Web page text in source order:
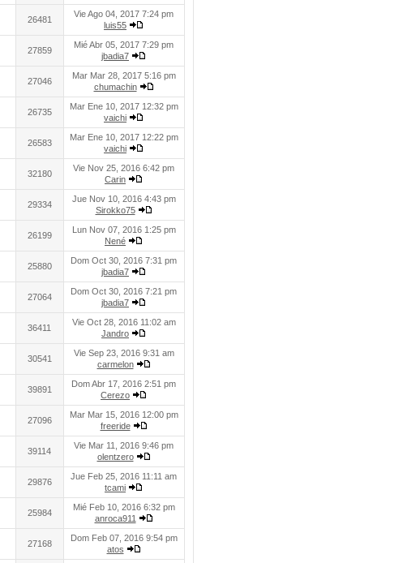
26481
Vie Ago 04, 2017 7:24 pm
luis55
27859
Mié Abr 05, 2017 7:29 pm
jbadia7
27046
Mar Mar 28, 2017 5:16 pm
chumachin
26735
Mar Ene 10, 2017 12:32 pm
vaichi
26583
Mar Ene 10, 2017 12:22 pm
vaichi
32180
Vie Nov 25, 2016 6:42 pm
Carin
29334
Jue Nov 10, 2016 4:43 pm
Sirokko75
26199
Lun Nov 07, 2016 1:25 pm
Nené
25880
Dom Oct 30, 2016 7:31 pm
jbadia7
27064
Dom Oct 30, 2016 7:21 pm
jbadia7
36411
Vie Oct 28, 2016 11:02 am
Jandro
30541
Vie Sep 23, 2016 9:31 am
carmelon
39891
Dom Abr 17, 2016 2:51 pm
Cerezo
27096
Mar Mar 15, 2016 12:00 pm
freeride
39114
Vie Mar 11, 2016 9:46 pm
olentzero
29876
Jue Feb 25, 2016 11:11 am
tcami
25984
Mié Feb 10, 2016 6:32 pm
anroca911
27168
Dom Feb 07, 2016 9:54 pm
atos